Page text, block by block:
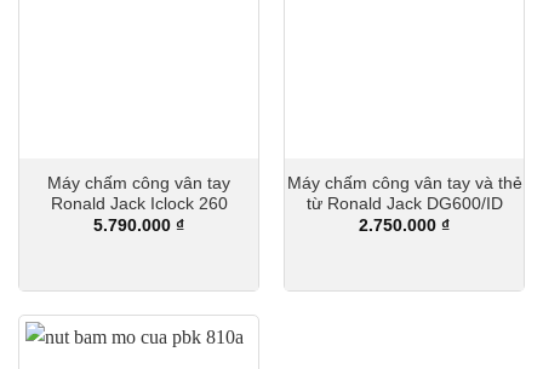
Máy chấm công vân tay
Ronald Jack Iclock 260
5.790.000 ₫
Máy chấm công vân tay và thẻ
từ Ronald Jack DG600/ID
2.750.000 ₫